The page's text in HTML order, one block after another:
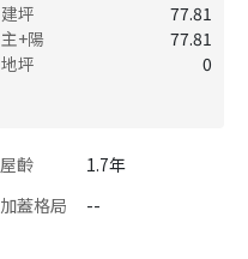
建坪
77.81
主+陽
77.81
地坪
0
屋齡
1.7年
加蓋格局
--